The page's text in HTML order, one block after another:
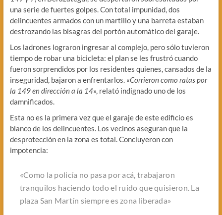
una serie de fuertes golpes. Con total impunidad, dos
delincuentes armados con un martillo y una barreta estaban
destrozando las bisagras del portón automático del garaje.
Los ladrones lograron ingresar al complejo, pero sólo tuvieron
tiempo de robar una bicicleta: el plan se les frustró cuando
fueron sorprendidos por los residentes quienes, cansados de la
inseguridad, bajaron a enfrentarlos. «Corrieron como ratas por
la 149 en dirección a la 14», relató indignado uno de los
damnificados.
Esta no es la primera vez que el garaje de este edificio es
blanco de los delincuentes. Los vecinos aseguran que la
desprotección en la zona es total. Concluyeron con
impotencia:
«Como la policía no pasa por acá, trabajaron
tranquilos haciendo todo el ruido que quisieron. La
plaza San Martín siempre es zona liberada»